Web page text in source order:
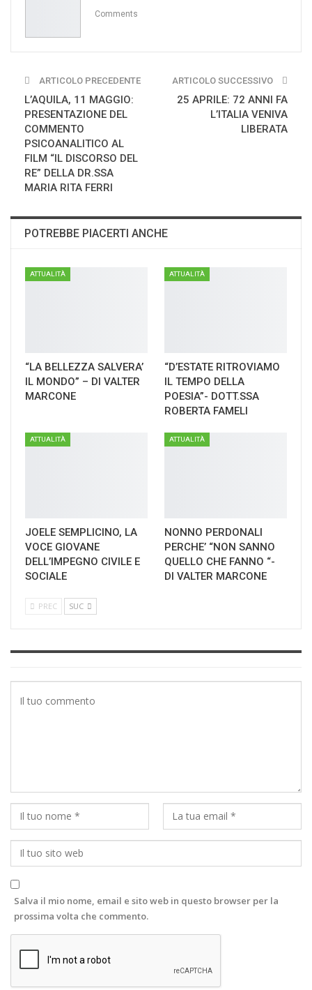
Comments
ARTICOLO PRECEDENTE
L’AQUILA, 11 MAGGIO:
PRESENTAZIONE DEL
COMMENTO
PSICOANALITICO AL
FILM “IL DISCORSO DEL
RE” DELLA DR.SSA
MARIA RITA FERRI
ARTICOLO SUCCESSIVO
25 APRILE: 72 ANNI FA
L’ITALIA VENIVA
LIBERATA
POTREBBE PIACERTI ANCHE
ATTUALITÀ
“LA BELLEZZA SALVERA’
IL MONDO” – DI VALTER
MARCONE
ATTUALITÀ
“D’ESTATE RITROVIAMO
IL TEMPO DELLA
POESIA”- DOTT.SSA
ROBERTA FAMELI
ATTUALITÀ
JOELE SEMPLICINO, LA
VOCE GIOVANE
DELL’IMPEGNO CIVILE E
SOCIALE
ATTUALITÀ
NONNO PERDONALI
PERCHE’ “NON SANNO
QUELLO CHE FANNO “-
DI VALTER MARCONE
PREC SUC
Salva il mio nome, email e sito web in questo browser per la
prossima volta che commento.